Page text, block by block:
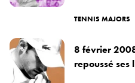
TENNIS MAJORS
8 février
repoussé ses